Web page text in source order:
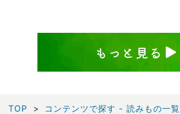
もっと見る
TOP コンテンツで探す - 読みもの一覧